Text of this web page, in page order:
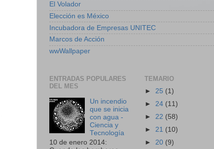
El Volador
Elección es México
Incubadora de Empresas UNITEC
Marcos de Acción
wwWallpaper
ENTRADAS POPULARES
DEL MES
Un incendio
que se inicia
con agua -
Ciencia y
Tecnología
10 de enero 2014:
TEMARIO
► 25 (1)
► 24 (11)
► 22 (58)
► 21 (10)
► 20 (9)